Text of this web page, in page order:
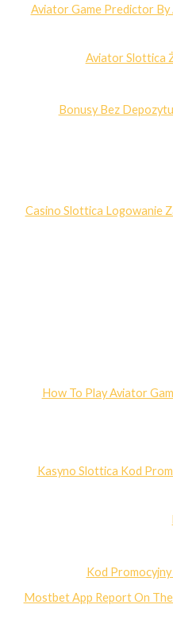
Aviator Game Predictor
Aviator Slottica
Bonusy Bez
Casino Slottica Logowanie
How To Play Aviator
Kasyno Slottica Kod
Kod
Mostbet App Report On